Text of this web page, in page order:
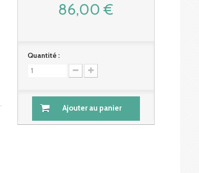
86,00 €
Quantité :
Ajouter au panier